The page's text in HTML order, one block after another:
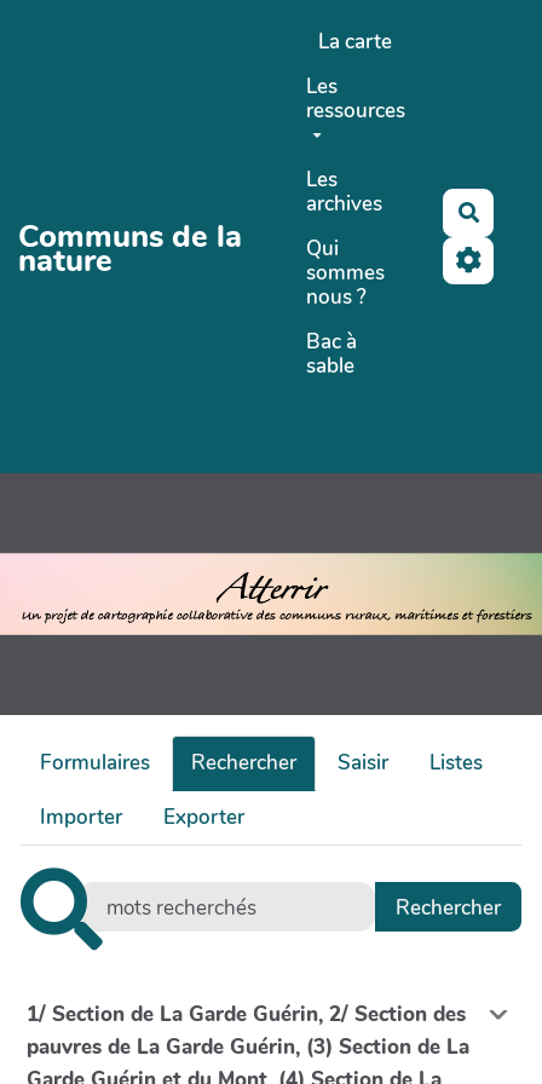
Communs de la
nature
La carte
Les
ressources
Les
archives
Qui
sommes
nous ?
Bac à
sable
Formulaires Rechercher Saisir
Listes
Importer
Exporter
1/ Section de La Garde Guérin, 2/ Section des
pauvres de La Garde Guérin, (3) Section de La